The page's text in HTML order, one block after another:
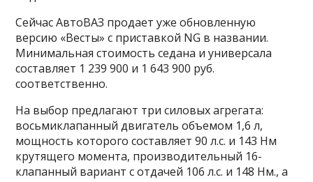
Сейчас АвтоВАЗ продает уже обновленную
версию «Весты» с приставкой NG в названии.
Минимальная стоимость седана и универсала
составляет 1 239 900 и 1 643 900 руб.
соответственно.
На выбор предлагают три силовых агрегата:
восьмиклапанный двигатель объемом 1,6 л,
мощность которого составляет 90 л.с. и 143 Нм
крутящего момента, производительный 16-
клапанный вариант с отдачей 106 л.с. и 148 Нм., а